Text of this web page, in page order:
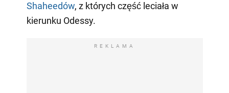
Shaheedów, z których część leciała w
kierunku Odessy.
REKLAMA